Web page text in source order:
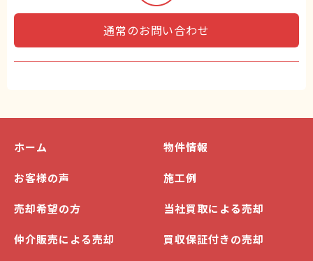
通常のお問い合わせ
ホーム 物件情報
お客様の声 施工例
売却希望の方 当社買取による売却
仲介販売による売却 買収保証付きの売却